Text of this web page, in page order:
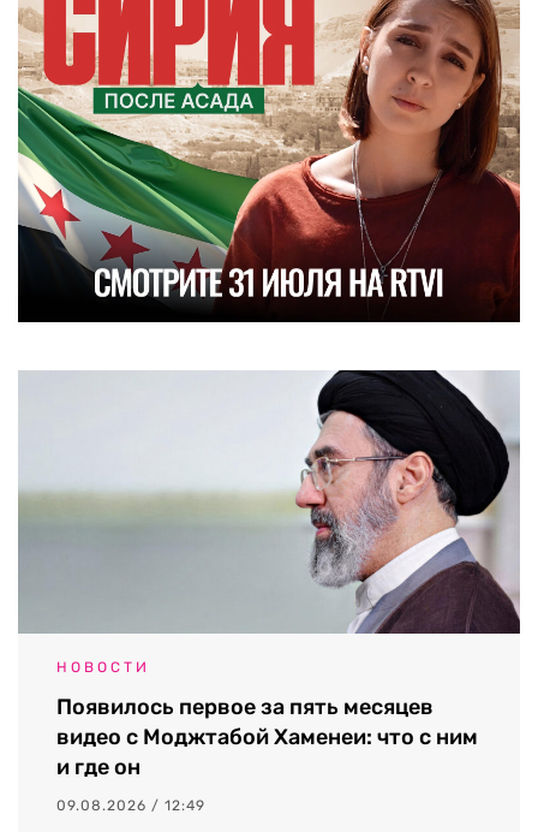
НОВОСТИ
Появилось первое за пять месяцев
видео с Моджтабой Хаменеи: что с ним
и где он
09.08.2026 / 12:49